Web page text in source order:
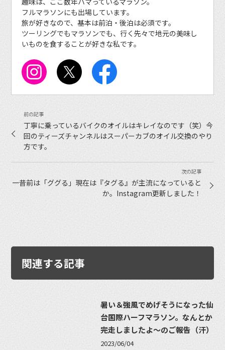
フルマラソンにも出場しています。
旅が好きなので、基本は前泊・後泊は必須です。
ツーリングでもマラソンでも、行く先々で地元の美味し
いものを食することが好きな私です。
丁寧に乗っているバイクのオイルはキレイなのです（笑）今
回のティーズチャンネルはスーパーカブのオイル交換のやり
方です。
一昔前は「ググる」現在は『タグる』が主流になっていると
か。Instagram更新しました！
関連する記事
暑い＆強風でめげそうになった仙
台国際ハーフマラソン。なんとか
完走しましたよ〜のご報告（汗）
2023/06/04